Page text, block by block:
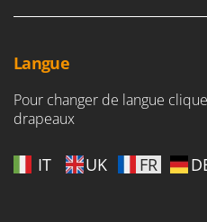
Tellarini Pompe
Tenco
Tineco
Titania
Tornado
Tre Spade
Langue
Pour changer de langue
drapeaux
IT UK FR